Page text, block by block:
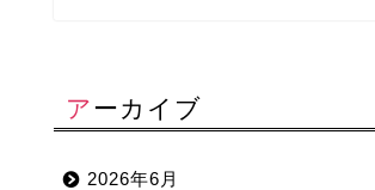
アーカイブ
2026年6月